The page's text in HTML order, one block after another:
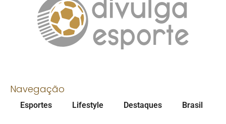
Navegação
Esportes Lifestyle Destaques Brasil